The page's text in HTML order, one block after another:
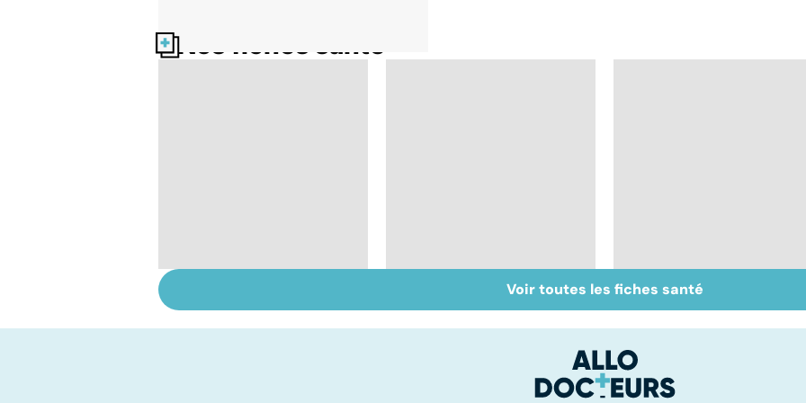
Nos fiches santé
une bactérie sous
Gynéco : que faire
contre les irritations
Qu'est-ce que le
coma ?
Voir toutes les fiches santé